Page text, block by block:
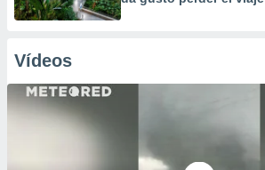
Vídeos